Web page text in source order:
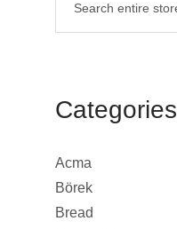
Categories
Acma
Börek
Bread